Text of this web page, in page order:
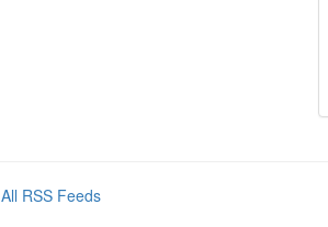
All RSS Feeds